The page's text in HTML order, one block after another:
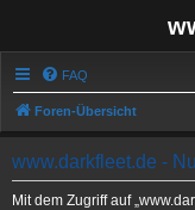
FAQ
Foren-Übersicht
www.darkfleet.de -
Mit dem Zugriff auf